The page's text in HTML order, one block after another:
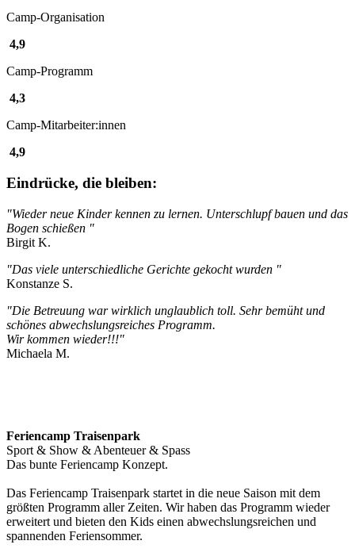
Camp-Organisation
4,9
Camp-Programm
4,3
Camp-Mitarbeiter:innen
4,9
Eindrücke, die bleiben:
"Wieder neue Kinder kennen zu lernen. Unterschlupf bauen und das
Bogen schießen "
Birgit K.
"Das viele unterschiedliche Gerichte gekocht wurden "
Konstanze S.
"Die Betreuung war wirklich unglaublich toll. Sehr bemüht und
schönes abwechslungsreiches Programm.
Wir kommen wieder!!!"
Michaela M.
Feriencamp Traisenpark
Sport & Show & Abenteuer & Spass
Das bunte Feriencamp Konzept.
Das Feriencamp Traisenpark startet in die neue Saison mit dem
größten Programm aller Zeiten. Wir haben das Programm wieder
erweitert und bieten den Kids einen abwechslungsreichen und
spannenden Feriensommer.